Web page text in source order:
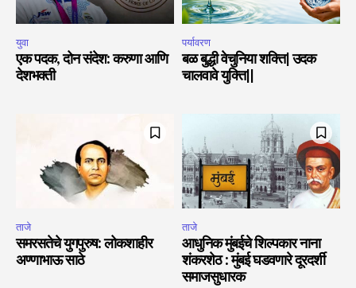
युवा
एक पदक, दोन संदेश: करुणा आणि
देशभक्ती
पर्यावरण
बळ बुद्धी वेचुनिया शक्ति| उदक
चालवावे युक्ति||
ताजे
समरसतेचे युगपुरुष: लोकशाहीर
अण्णाभाऊ साठे
ताजे
आधुनिक मुंबईचे शिल्पकार नाना
शंकरशेठ : मुंबई घडवणारे दूरदर्शी
समाजसुधारक